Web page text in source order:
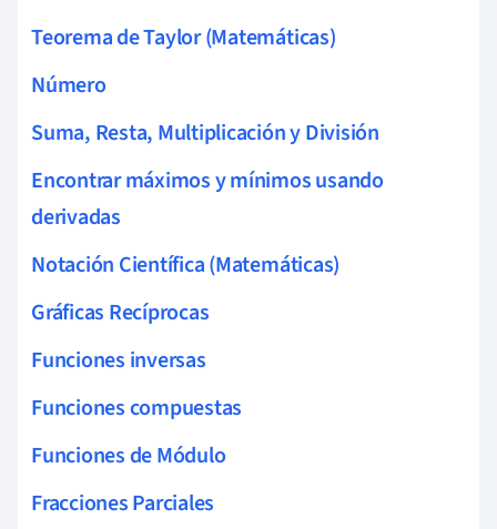
Teorema de Taylor (Matemáticas)
Número
Suma, Resta, Multiplicación y División
Encontrar máximos y mínimos usando
derivadas
Notación Científica (Matemáticas)
Gráficas Recíprocas
Funciones inversas
Funciones compuestas
Funciones de Módulo
Fracciones Parciales